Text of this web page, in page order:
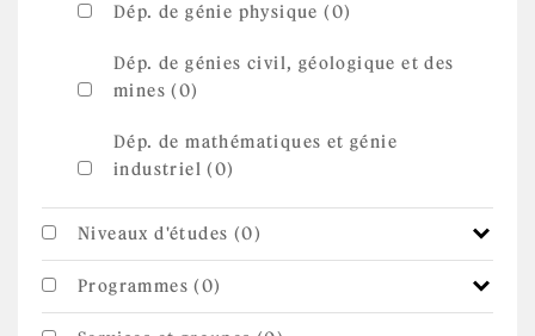
Dép. de génie physique (0)
Dép. de génies civil, géologique et des
mines (0)
Dép. de mathématiques et génie
industriel (0)
Niveaux d'études (0)
Programmes (0)